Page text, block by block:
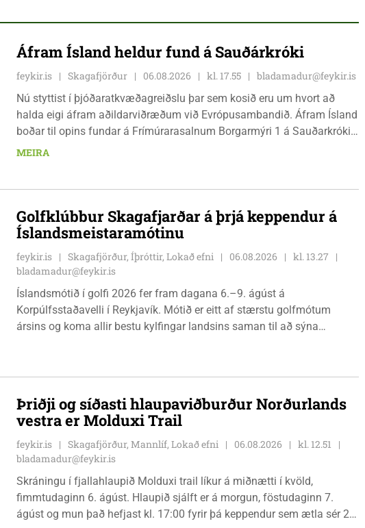
Áfram Ísland heldur fund á Sauðárkróki
feykir.is Skagafjörður 06.08.2026 kl. 17.55
bladamadur@feykir.is
Nú styttist í þjóðaratkvæðagreiðslu þar sem kosið eru um hvort að
halda eigi áfram aðildarviðræðum við Evrópusambandið. Áfram Ísland
boðar til opins fundar á Frímúrarasalnum Borgarmýri 1 á Sauðarkróki,
laugardaginn 8. ágúst kl. 17:30. Fundurinn er öllum opinn en skráning
MEIRA
Golfklúbbur Skagafjarðar á þrjá keppendur á
Íslandsmeistaramótinu
feykir.is Skagafjörður, Íþróttir, Lokað efni 06.08.2026
kl. 13.27
bladamadur@feykir.is
Íslandsmótið í golfi 2026 fer fram dagana 6.–9. ágúst á
Korpúlfsstaðavelli í Reykjavík. Mótið er eitt af stærstu golfmótum
ársins og koma allir bestu kylfingar landsins saman til að sýna
nýkrýndur klúbbmeistari GSS, og Unu Karen Guðmundsdóttur.
Þriðji og síðasti hlaupaviðburður Norðurlands
vestra er Molduxi Trail
feykir.is Skagafjörður, Mannlíf, Lokað efni 06.08.2026
kl. 12.51
bladamadur@feykir.is
Skráningu í fjallahlaupið Molduxi trail líkur á miðnætti í kvöld,
fimmtudaginn 6. ágúst. Hlaupið sjálft er á morgun, föstudaginn 7.
ágúst og mun það hefjast kl. 17:00 fyrir þá keppendur sem ætla sér 20